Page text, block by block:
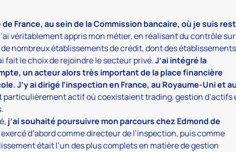
de France, au sein de la Commission bancaire, où je suis
véritablement appris mon métier, en réalisant du contrôle sur
nombreux établissements de crédit, dont des établissements
fait le choix de rejoindre le secteur privé.J’ai intégré la
un acteur alors très important de la place financière
J’y ai dirigé l’inspection en France, au Royaume-Uni et
actif où coexistaient trading, gestion d’actifs
j’ai souhaité poursuivre mon parcours chez Edmond de
d’abord comme directeur de l’inspection, puis comme
était l’un des plus complets en matière de gestion